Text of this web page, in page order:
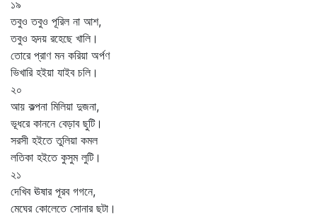
১৯
তবুও তবুও পূরিল না আশ,
তবুও হৃদয় রহেছে খালি।
তোরে প্রাণ মন করিয়া অর্পণ
ভিখারি হইয়া যাইব চলি।
২০
আয় কল্পনা মিলিয়া দুজনা,
ভূধরে কাননে বেড়াব ছুটি।
সরসী হইতে তুলিয়া কমল
লতিকা হইতে কুসুম লুটি।
২১
দেখিব ঊষার পূরব গগনে,
মেঘের কোলেতে সোনার ছটা।